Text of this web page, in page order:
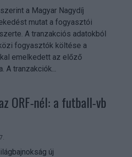
a Magyar Nagydíj
mutat a fogyasztói
A tranzakciós adatokból
fogyasztók költése a
emelkedett az előző
A tranzakciók...
ORF-nél: a futball-vb
új